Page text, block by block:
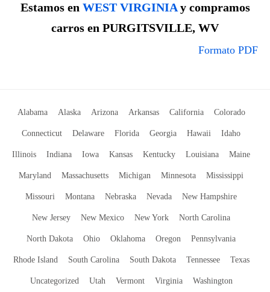
Estamos en WEST VIRGINIAy compramos
carros en PURGITSVILLE, WV
Formato PDF
Alabama Alaska Arizona Arkansas California Colorado
Connecticut Delaware Florida Georgia Hawaii Idaho
Illinois Indiana Iowa Kansas Kentucky Louisiana Maine
Maryland Massachusetts Michigan Minnesota Mississippi
Missouri Montana Nebraska Nevada New Hampshire
New Jersey New Mexico New York North Carolina
North Dakota Ohio Oklahoma Oregon Pennsylvania
Rhode Island South Carolina South Dakota Tennessee Texas
Uncategorized Utah Vermont Virginia Washington